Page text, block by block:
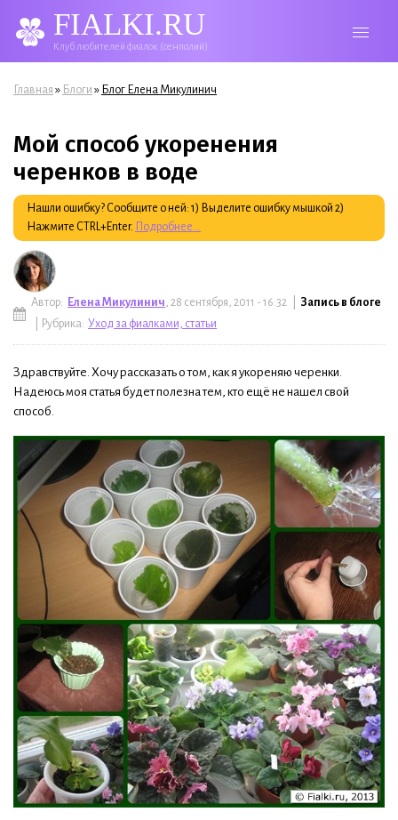
FIALKI.RU
Клуб любителей фиалок (сенполий)
Вы здесь
Главная » Блоги » Блог Елена Микулинич
Мой способ укоренения
черенков в воде
Нашли ошибку? Сообщите о ней: 1) Выделите ошибку мышкой 2)
Нажмите CTRL+Enter. Подробнее...
Автор: Елена Микулинич, 28 сентября, 2011 - 16:32 | Запись в блоге
| Рубрика: Уход за фиалками, статьи
Здравствуйте. Хочу рассказать о том, как я укореняю черенки.
Надеюсь моя статья будет полезна тем, кто ещё не нашел свой
способ.